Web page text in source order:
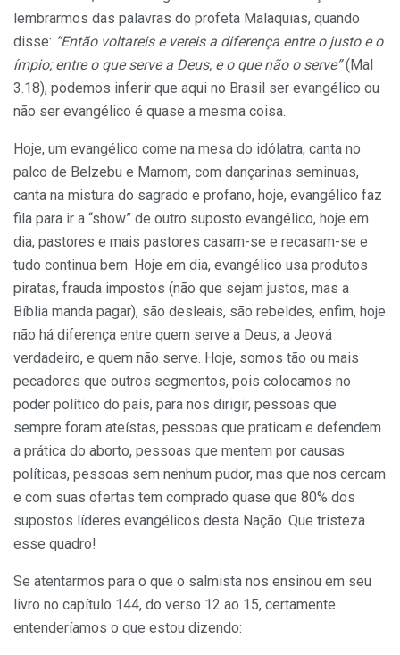
lembrarmos das palavras do profeta Malaquias, quando
disse: “Então voltareis e vereis a diferença entre o justo e o
ímpio; entre o que serve a Deus, e o que não o serve”(Mal
3.18), podemos inferir que aqui no Brasil ser evangélico ou
não ser evangélico é quase a mesma coisa.
Hoje, um evangélico come na mesa do idólatra, canta no
palco de Belzebu e Mamom, com dançarinas seminuas,
canta na mistura do sagrado e profano, hoje, evangélico faz
fila para ir a “show” de outro suposto evangélico, hoje em
dia, pastores e mais pastores casam-se e recasam-se e
tudo continua bem. Hoje em dia, evangélico usa produtos
piratas, frauda impostos (não que sejam justos, mas a
Bíblia manda pagar), são desleais, são rebeldes, enfim, hoje
não há diferença entre quem serve a Deus, a Jeová
verdadeiro, e quem não serve. Hoje, somos tão ou mais
pecadores que outros segmentos, pois colocamos no
poder político do país, para nos dirigir, pessoas que
sempre foram ateístas, pessoas que praticam e defendem
a prática do aborto, pessoas que mentem por causas
políticas, pessoas sem nenhum pudor, mas que nos cercam
e com suas ofertas tem comprado quase que 80% dos
supostos líderes evangélicos desta Nação. Que tristeza
esse quadro!
Se atentarmos para o que o salmista nos ensinou em seu
livro no capítulo 144, do verso 12 ao 15, certamente
entenderíamos o que estou dizendo: